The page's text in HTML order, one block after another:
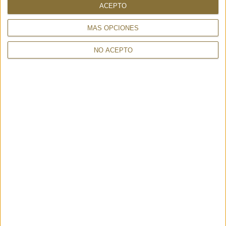
MÁS OPCIONES
NO ACEPTO
ACEPTO
150,00 €
MARTA STRIPES BEIGE -
FRI+YAY
155,00 €